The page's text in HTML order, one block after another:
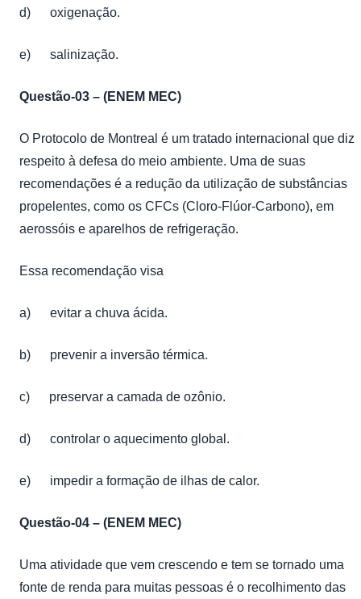
d) oxigenação.
e) salinização.
Questão-03 – (ENEM MEC)
O Protocolo de Montreal é um tratado internacional que diz
respeito à defesa do meio ambiente. Uma de suas
recomendações é a redução da utilização de substâncias
propelentes, como os CFCs (Cloro-Flúor-Carbono), em
aerossóis e aparelhos de refrigeração.
Essa recomendação visa
a) evitar a chuva ácida.
b) prevenir a inversão térmica.
c) preservar a camada de ozônio.
d) controlar o aquecimento global.
e) impedir a formação de ilhas de calor.
Questão-04 – (ENEM MEC)
Uma atividade que vem crescendo e tem se tornado uma
fonte de renda para muitas pessoas é o recolhimento das